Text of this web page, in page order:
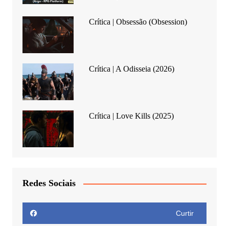
Crítica | Obsessão (Obsession)
Crítica | A Odisseia (2026)
Crítica | Love Kills (2025)
Redes Sociais
Curtir